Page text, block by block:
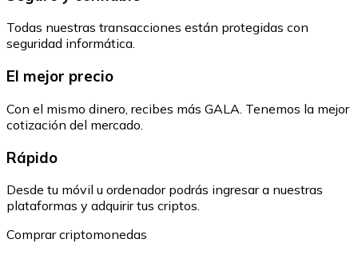
Todas nuestras transacciones están protegidas con
seguridad informática.
El mejor precio
Con el mismo dinero, recibes más GALA. Tenemos la mejor
cotización del mercado.
Rápido
Desde tu móvil u ordenador podrás ingresar a nuestras
plataformas y adquirir tus criptos.
Comprar criptomonedas